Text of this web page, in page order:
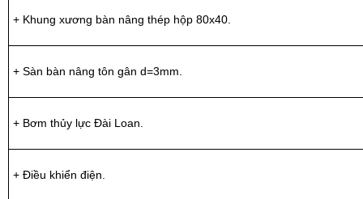
+ Khung xương bàn nâng thép hộp 80x40.
+ Sàn bàn nâng tôn gân d=3mm.
+ Bơm thủy lực Đài Loan.
+ Điều khiển điện.